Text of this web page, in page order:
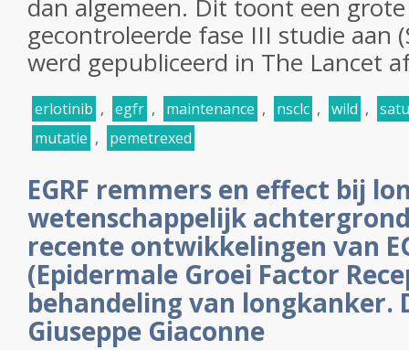
dan algemeen. Dit toont een
gecontroleerde fase III studie aan
werd gepubliceerd in The Lancet
erlotinib , egfr , maintenance , nsclc , wild ,
mutatie , pemetrexed
EGRF remmers en effect bij
wetenschappelijk
recente ontwikkelingen van
(Epidermale Groei Factor
behandeling van longkanker.
Giuseppe Giaconne